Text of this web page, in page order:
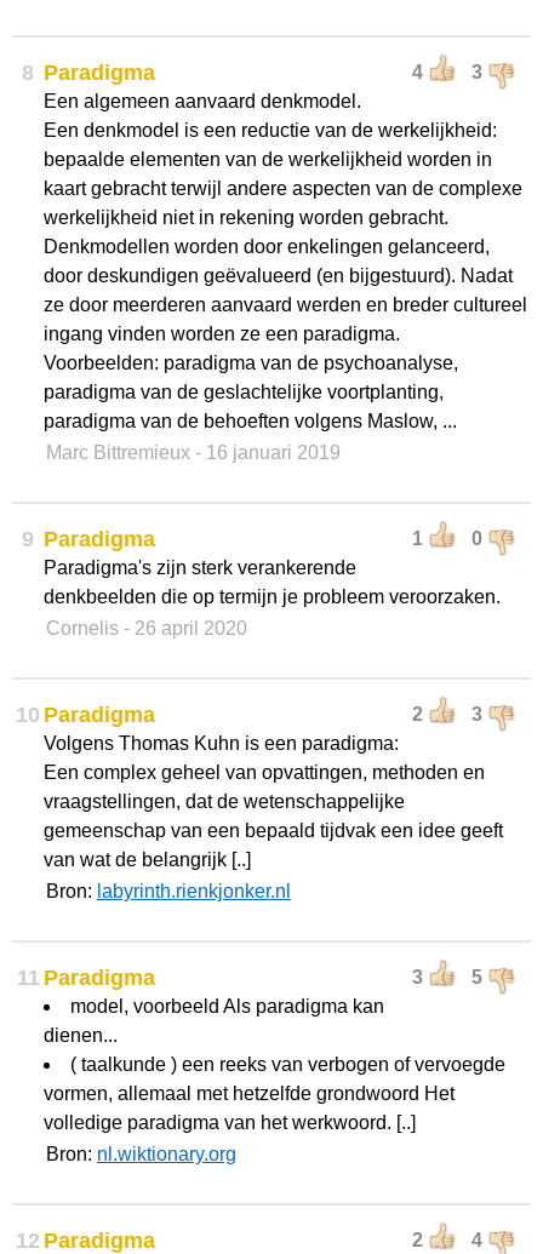
8 4 3
Paradigma
Een algemeen aanvaard denkmodel.
Een denkmodel is een reductie van de werkelijkheid:
bepaalde elementen van de werkelijkheid worden in
kaart gebracht terwijl andere aspecten van de complexe
werkelijkheid niet in rekening worden gebracht.
Denkmodellen worden door enkelingen gelanceerd,
door deskundigen geëvalueerd (en bijgestuurd). Nadat
ze door meerderen aanvaard werden en breder cultureel
ingang vinden worden ze een paradigma.
Voorbeelden: paradigma van de psychoanalyse,
paradigma van de geslachtelijke voortplanting,
paradigma van de behoeften volgens Maslow, ...
Marc Bittremieux - 16 januari 2019
9 1 0
Paradigma
Paradigma's zijn sterk verankerende
denkbeelden die op termijn je probleem veroorzaken.
Cornelis - 26 april 2020
10 2 3
Paradigma
Volgens Thomas Kuhn is een paradigma:
Een complex geheel van opvattingen, methoden en
vraagstellingen, dat de wetenschappelijke
gemeenschap van een bepaald tijdvak een idee geeft
van wat de belangrijk [..]
Bron: labyrinth.rienkjonker.nl
11 3 5
Paradigma
model, voorbeeld Als paradigma kan
dienen...
( taalkunde ) een reeks van verbogen of vervoegde
vormen, allemaal met hetzelfde grondwoord Het
volledige paradigma van het werkwoord. [..]
Bron: nl.wiktionary.org
12 2 4
Paradigma